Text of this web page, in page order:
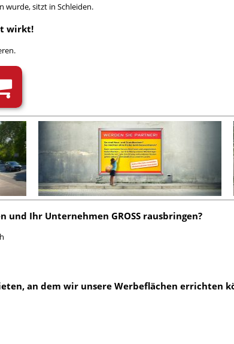
wurde, sitzt in Schleiden.
wirkt!
und Ihr Unternehmen GROSS rausbringen?
an dem wir unsere Werbeflächen errichten